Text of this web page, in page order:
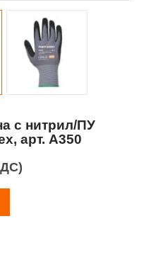
с нитрил/ПУ
арт. A350